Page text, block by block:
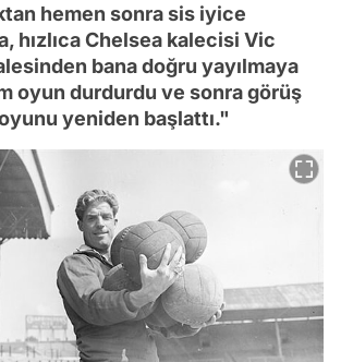
hemen sonra sis iyice
hızlıca Chelsea kalecisi Vic
bana doğru yayılmaya
oyun durdurdu ve sonra görüş
yeniden başlattı."